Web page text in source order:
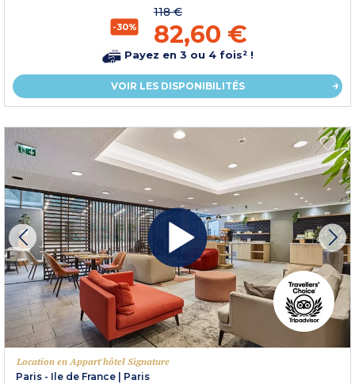
-30%
118 €
82,60 €
Payez en 3 ou 4 fois² !
VOIR LES DISPONIBILITÉS
Location en Appart'hôtel Signature
Paris - Ile de France | Paris